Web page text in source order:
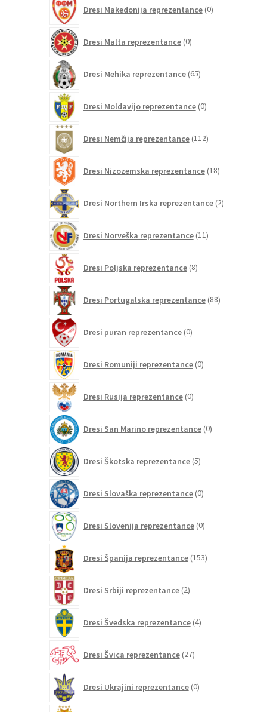
Dresi Makedonija reprezentance 0izdelkov
Dresi Malta reprezentance 0izdelkov
Dresi Mehika reprezentance 65izdelkov
Dresi Moldavijo reprezentance 0izdelkov
Dresi Nemčija reprezentance 112izdelkov
Dresi Nizozemska reprezentance 18izdelkov
Dresi Northern Irska reprezentance 2izdelka
Dresi Norveška reprezentance 11izdelkov
Dresi Poljska reprezentance 8izdelkov
Dresi Portugalska reprezentance 88izdelkov
Dresi puran reprezentance 0izdelkov
Dresi Romuniji reprezentance 0izdelkov
Dresi Rusija reprezentance 0izdelkov
Dresi San Marino reprezentance 0izdelkov
Dresi Škotska reprezentance 5izdelkov
Dresi Slovaška reprezentance 0izdelkov
Dresi Slovenija reprezentance 0izdelkov
Dresi Španija reprezentance 153izdelkov
Dresi Srbiji reprezentance 2izdelka
Dresi Švedska reprezentance 4izdelki
Dresi Švica reprezentance 27izdelkov
Dresi Ukrajini reprezentance 0izdelkov